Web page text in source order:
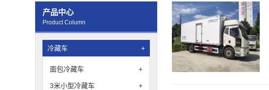
产品中心
Product Column
冷藏车 +
面包冷藏车 +
3米小型冷藏车 +